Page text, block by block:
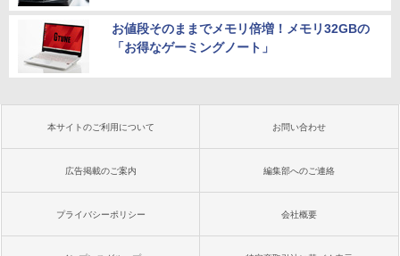
お値段そのままでメモリ倍増！メモリ32GBの
「お得なゲーミングノート」
本サイトのご利用について お問い合わせ
広告掲載のご案内 編集部へのご連絡
プライバシーポリシー 会社概要